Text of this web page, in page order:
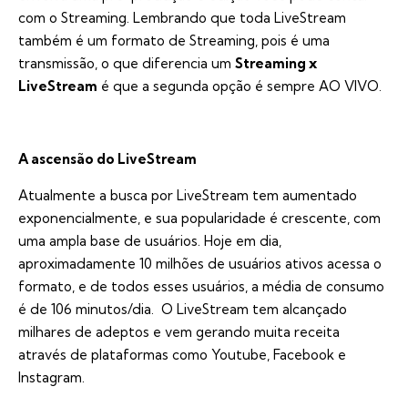
com o Streaming. Lembrando que toda LiveStream
também é um formato de Streaming, pois é uma
transmissão, o que diferencia um Streaming x
LiveStream é que a segunda opção é sempre AO VIVO.
A ascensão do LiveStream
Atualmente a busca por LiveStream tem aumentado
exponencialmente, e sua popularidade é crescente, com
uma ampla base de usuários. Hoje em dia,
aproximadamente 10 milhões de usuários ativos acessa o
formato, e de todos esses usuários, a média de consumo
é de 106 minutos/dia. O LiveStream tem alcançado
milhares de adeptos e vem gerando muita receita
através de plataformas como Youtube, Facebook e
Instagram.